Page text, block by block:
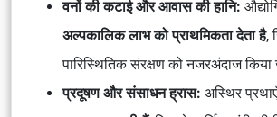
वनों की कटाई और आवास की हानि:
अल्पकालिक लाभ को प्राथमिकता देता है,
पारिस्थितिक संरक्षण को नजरअंदाज किया
प्रदूषण और संसाधन ह्रास: अस्थिर